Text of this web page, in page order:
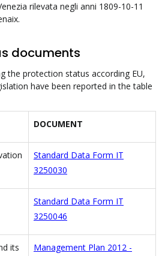
rilevata negli anni 1809-10-11
documents
the protection status according EU,
have been reported in the table
DOCUMENT
Standard Data Form IT
3250030
Standard Data Form IT
3250046
its
Management Plan 2012 -